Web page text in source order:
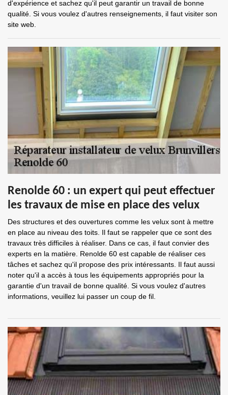
d'expérience et sachez qu'il peut garantir un travail de bonne
qualité. Si vous voulez d'autres renseignements, il faut visiter son
site web.
Renolde 60 : un expert qui peut effectuer
les travaux de mise en place des velux
Des structures et des ouvertures comme les velux sont à mettre
en place au niveau des toits. Il faut se rappeler que ce sont des
travaux très difficiles à réaliser. Dans ce cas, il faut convier des
experts en la matière. Renolde 60 est capable de réaliser ces
tâches et sachez qu'il propose des prix intéressants. Il faut aussi
noter qu'il a accès à tous les équipements appropriés pour la
garantie d'un travail de bonne qualité. Si vous voulez d'autres
informations, veuillez lui passer un coup de fil.